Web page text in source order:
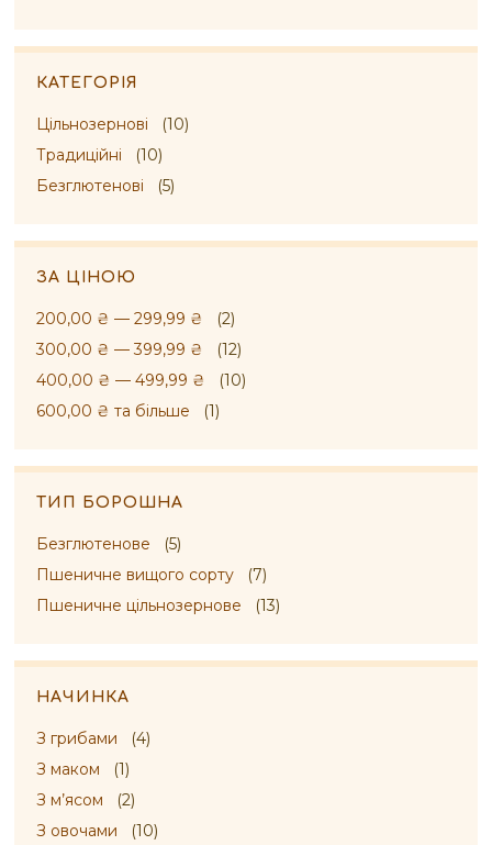
КАТЕГОРІЯ
Цільнозернові
(10)
Традиційні
(10)
Безглютенові
(5)
ЗА ЦІНОЮ
200,00 ₴ —299,99 ₴
(2)
300,00 ₴ —399,99 ₴
(12)
400,00 ₴ —499,99 ₴
(10)
600,00 ₴ та більше (1)
ТИП БОРОШНА
Безглютенове
(5)
Пшеничне вищого сорту
(7)
Пшеничне цільнозернове
(13)
НАЧИНКА
З грибами
(4)
З маком
(1)
З м’ясом
(2)
З овочами
(10)